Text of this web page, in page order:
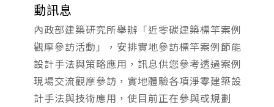
動訊息
內政部建築研究所舉辦「近零碳建築標竿案例
觀摩參訪活動」，安排實地參訪標竿案例節能
設計手法與策略應用，訊息供您參考透過案例
現場交流觀摩參訪，實地體驗各項淨零建築設
計手法與技術應用，使目前正在參與或規劃